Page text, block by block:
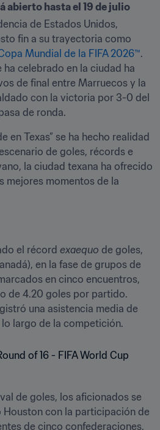
abierto hasta el 19 de julio
fin a su trayectoria como
Mundial de la FIFA 2026™.
celebrado en la ciudad ha
de final entre Marruecos y la
con la victoria por 3-0 del
de ronda.
en Texas” se ha hecho realidad
de goles, récords e
la ciudad texana ha ofrecido
mejores momentos de la
el récord exaequo de goles,
en la fase de grupos de
en cinco encuentros,
de 4.20 goles por partido.
una asistencia media de
largo de la competición.
de goles, los aficionados se
Houston con la participación de
de cinco confederaciones,